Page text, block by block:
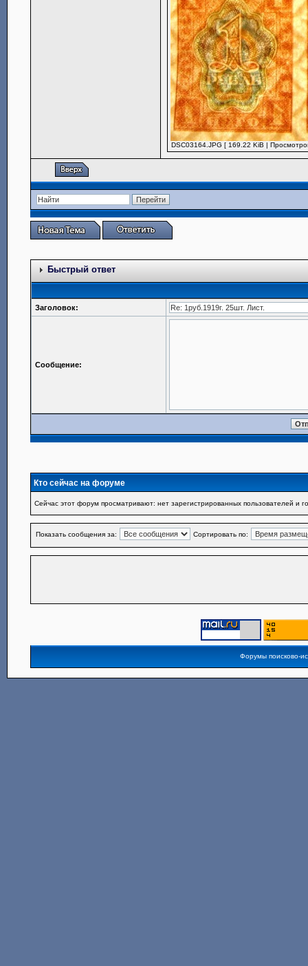
DSC03164.JPG [ 169.22 KiB |
Быстрый ответ
Заголовок:
Сообщение:
Кто сейчас на форуме
Сейчас этот форум просматривают: нет зарегистрированных пользователей и
Показать сообщения за: Сортировать по:
Форумы поисково-